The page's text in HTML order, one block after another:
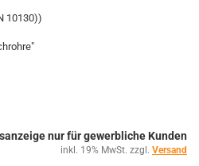
10130))
nur für gewerbliche Kunden
inkl. 19% MwSt. zzgl. Versand